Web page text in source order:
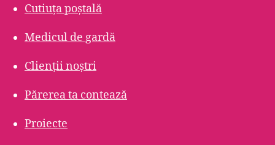
Cutiuța poștală
Medicul de gardă
Clienții noștri
Părerea ta contează
Proiecte